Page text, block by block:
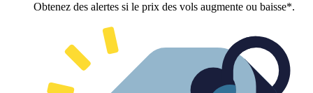
Obtenez des alertes si le prix des vols augmente ou baisse*.